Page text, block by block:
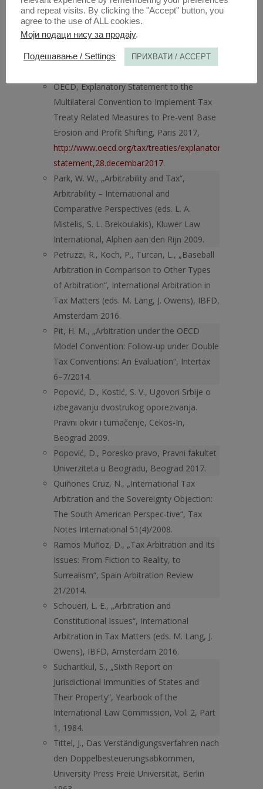
Mechanisms More Effective, Action 14 –
2015 Final Report, Paris 2015.
OECD, Model Tax Convention on Income
and on Capital: Condensed Version 2017,
OECD, Explanatory Statement to the
Multilateral Convention to Implement Tax
Treaty Related Measures to Pre-vent Base
Erosion and Profit Shifting, Paris 2017,
http://www.oecd.org/tax/treaties/explanatory-
statement,28.decembar2017.
Park, W. W., „Arbitrability and Tax“,
Arbitrability – International and
Comparative Perspectives (eds. L. A.
Mistelis, S. L. Brekoulakis), Kluwer Law
International, Alphen aan den Rijn 2009.
Petruzzi, R., Koch, P., Turcan, L., „Baseball
Arbitration in Comparison to Other Types
of Arbitration“, International Arbitration in
Tax Matters (eds. M. Lang, J. Owens), IBFD,
Amsterdam 2016.
Pit, H. M., „Arbitration under the OECD
Model Convention: Follow-up under Double
Tax Conventions: An Evaluation“, Intertax
6–7/2014.
Popović, D., Kostić, S. V., Ugovori Srbije o
izbegavanju dvostrukog oporezivanja.
Pravni okvir i tumačenje, Cekos-In,
Beograd 2009.
Popović, D., Poresko pravo, Pravni fakultet
Univerziteta u Beogradu, Beograd 2017.
Quiñones Cruz, N., „International Tax
Arbitration and the Sovereignty Objection:
The South American Perspec-tive“, Tax
Notes International 51(4)/2008.
Ramos Muñoz, D., „Tax Arbitration and Its
Issues: From Fiction to Reality, to
Surrealism“, Spain Arbitration Review
21/2014.
Schoueri, L. E., „Arbitration and
Constitutional Issues“, International
Arbitration in Tax Matters (eds. M. Lang, J.
Owens), IBFD, Amsterdam 2016.
Sucharitkul, S., „Sixth Report on
Jurisdictional Immunities of States and
Their Property“, Yearbook of the
International Law Commission, Vol. 2, Part
1, 1984.
Tittel, J., Das Verständigungsverfahren nach
den Doppelbesteuerungsabkommen,
University Press Freie Universität, Berlin
and repeat visits. By clicking the "Accept" button, you
agree to the use of ALL cookies.
Моји подаци нису за продају.
Подешавање / Settings ПРИХВАТИ / ACCEPT